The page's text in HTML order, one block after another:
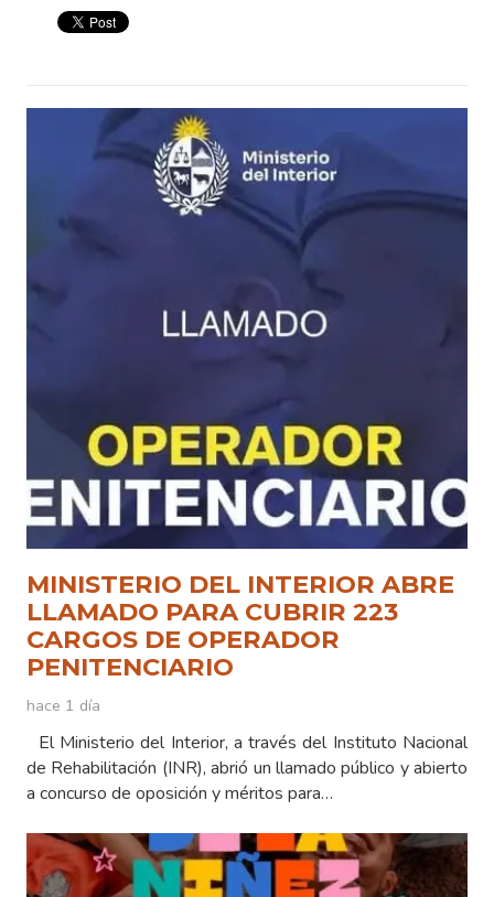
MINISTERIO DEL INTERIOR ABRE
LLAMADO PARA CUBRIR 223
CARGOS DE OPERADOR
PENITENCIARIO
hace 1 día
El Ministerio del Interior, a través del Instituto Nacional
de Rehabilitación (INR), abrió un llamado público y abierto
a concurso de oposición y méritos para…